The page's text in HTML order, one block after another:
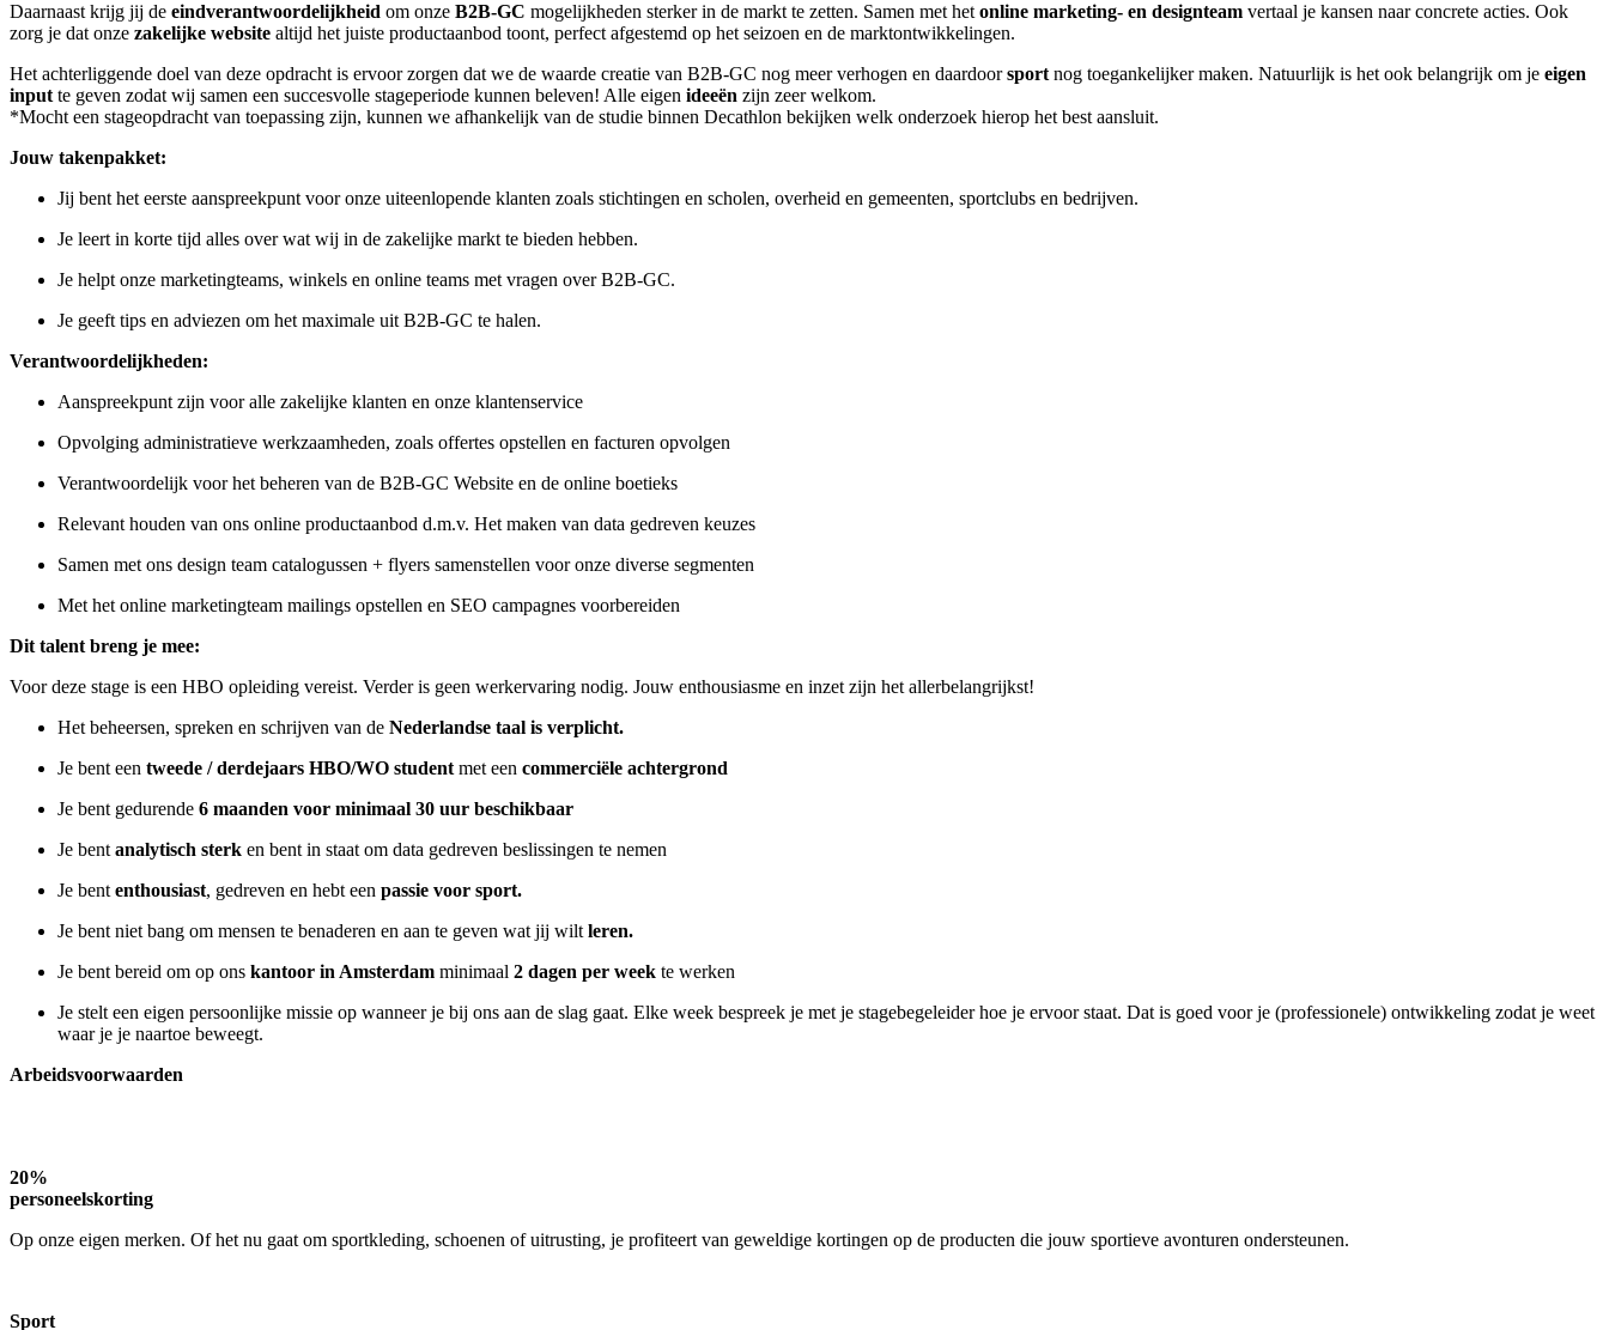
Daarnaast krijg jij de eindverantwoordelijkheid om onze B2B-GC mogelijkheden sterker in de markt te zetten. Samen met het online marketing- en designteam vertaal je kansen naar concrete acties. Ook
zorg je dat onze zakelijke website altijd het juiste productaanbod toont, perfect afgestemd op het seizoen en de marktontwikkelingen.
Het achterliggende doel van deze opdracht is ervoor zorgen dat we de waarde creatie van B2B-GC nog meer verhogen en daardoorsport nog toegankelijker maken. Natuurlijk is het ook belangrijk om je eigen
input te geven zodat wij samen een succesvolle stageperiode kunnen beleven! Alle eigen ideeën zijn zeer welkom.
*Mocht een stageopdracht van toepassing zijn, kunnen we afhankelijk van de studie binnen Decathlon bekijken welk onderzoek hierop het best aansluit.
Jouw takenpakket:
Jij bent het eerste aanspreekpunt voor onze uiteenlopende klanten zoals stichtingen en scholen, overheid en gemeenten, sportclubs en bedrijven.
Je leert in korte tijd alles over wat wij in de zakelijke markt te bieden hebben.
Je helpt onze marketingteams, winkels en online teams met vragen over B2B-GC.
Je geeft tips en adviezen om het maximale uit B2B-GC te halen.
Verantwoordelijkheden:
Aanspreekpunt zijn voor alle zakelijke klanten en onze klantenservice
Opvolging administratieve werkzaamheden, zoals offertes opstellen en facturen opvolgen
Verantwoordelijk voor het beheren van de B2B-GC Website en de online boetieks
Relevant houden van ons online productaanbod d.m.v. Het maken van data gedreven keuzes
Samen met ons design team catalogussen + flyers samenstellen voor onze diverse segmenten
Met het online marketingteam mailings opstellen en SEO campagnes voorbereiden
Dit talent breng je mee:
Voor deze stage is een HBO opleiding vereist. Verder is geen werkervaring nodig. Jouw enthousiasme en inzet zijn het allerbelangrijkst!
Het beheersen, spreken en schrijven van de Nederlandse taal is verplicht.
Je bent een tweede / derdejaars HBO/WO student met een commerciële achtergrond
Je bent gedurende 6 maanden voor minimaal 30 uur beschikbaar
Je bent analytisch sterk en bent in staat om data gedreven beslissingen te nemen
Je bent enthousiast, gedreven en hebt een passie voor sport.
Je bent niet bang om mensen te benaderen en aan te geven wat jij wilt leren.
Je bent bereid om op ons kantoor in Amsterdam minimaal 2 dagen per week te werken
Je stelt een eigen persoonlijke missie op wanneer je bij ons aan de slag gaat. Elke week bespreek je met je stagebegeleider hoe je ervoor staat. Dat is goed voor je (professionele) ontwikkeling zodat je weet
waar je je naartoe beweegt.
Arbeidsvoorwaarden
20%
personeelskorting
Op onze eigen merken. Of het nu gaat om sportkleding, schoenen of uitrusting, je profiteert van geweldige kortingen op de producten die jouw sportieve avonturen ondersteunen.
Sport